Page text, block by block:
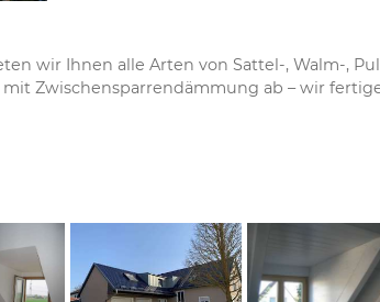
wir Ihnen alle Arten von Sattel-, Walm-,
Zwischensparrendämmung ab – wir